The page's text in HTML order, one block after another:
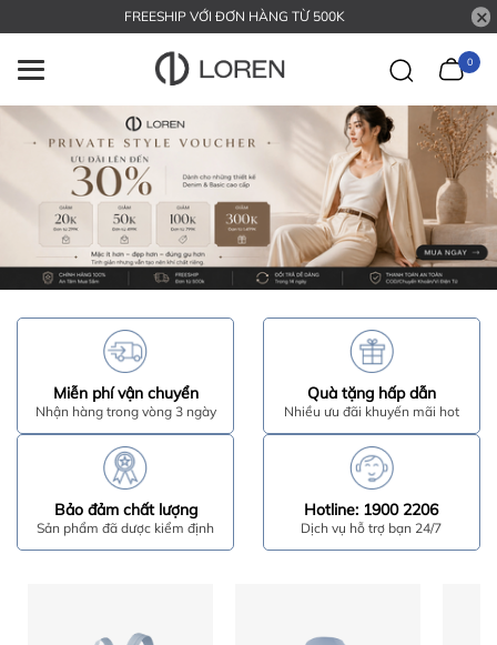
FREESHIP VỚI ĐƠN HÀNG TỪ 500K
0
Miễn phí vận chuyển
Nhận hàng trong vòng 3 ngày
Quà tặng hấp dẫn
Nhiều ưu đãi khuyến mãi hot
Bảo đảm chất lượng
Sản phẩm đã dược kiểm định
Hotline: 1900 2206
Dịch vụ hỗ trợ bạn 24/7